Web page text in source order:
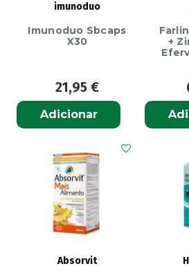
imunoduo
Imunoduo Sbcaps
X30
21,95 €
Adicionar
+
Absorvit